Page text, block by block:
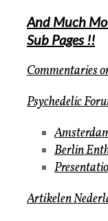
And Much
Sub Pages !!
Commentaries
Psychedelic
Berlin
Artikelen